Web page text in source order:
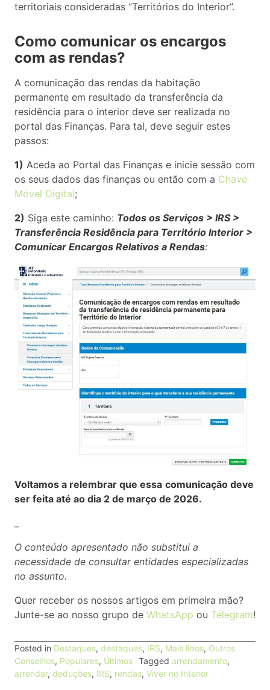
territoriais consideradas “Territórios do Interior”.
Como comunicar os encargos
com as rendas?
A comunicação das rendas da habitação
permanente em resultado da transferência da
residência para o interior deve ser realizada no
portal das Finanças. Para tal, deve seguir estes
passos:
1) Aceda ao Portal das Finanças e inicie sessão com
os seus dados das finanças ou então com a Chave
Móvel Digital;
2) Siga este caminho: Todos os Serviços > IRS >
Transferência Residência para Território Interior >
Comunicar Encargos Relativos a Rendas:
Voltamos a relembrar que essa comunicação deve
ser feita até ao dia 2 de março de 2026.
O conteúdo apresentado não substitui a
necessidade de consultar entidades especializadas
no assunto.
Quer receber os nossos artigos em primeira mão?
Junte-se ao nosso grupo de WhatsApp ou Telegram!
Posted in Destaques, destaques, IRS, Mais lidos, Outros
Conselhos, Populares, Últimos Tagged arrendamento,
arrendar, deduções, IRS, rendas, Viver no Interior